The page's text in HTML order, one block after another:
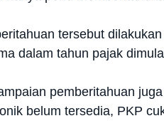
tersebut
dalam tahun pajak
pemberitahuan
belum tersedia, PKP